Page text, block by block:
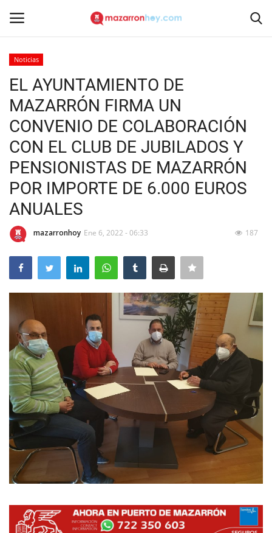
Inicio
Contacto
Noticias
Mazarrón Hoy
Entrevistas
Reportajes
Empresas
Mapa de Mazarrón
Vídeos
Galerías
Contacto
Empresas
Noticias
EL AYUNTAMIENTO DE
MAZARRÓN FIRMA UN
CONVENIO DE COLABORACIÓN
CON EL CLUB DE JUBILADOS Y
PENSIONISTAS DE MAZARRÓN
POR IMPORTE DE 6.000 EUROS
ANUALES
mazarronhoy Ene 6, 2022 - 06:33 187